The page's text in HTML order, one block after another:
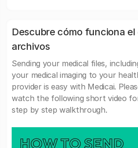
Descubre cómo funciona el
archivos
Sending your medical files,
your medical imaging to your
provider is easy with Medicai.
watch the following short video
step by step walkthrough.